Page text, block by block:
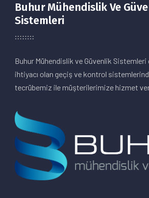
Buhur Mühendislik Ve
Sistemleri
Buhur Mühendislik ve Güvenlik Sistemleri
ihtiyacı olan geçiş ve kontrol sistemlerinde
tecrübemiz ile müşterilerimize hizmet